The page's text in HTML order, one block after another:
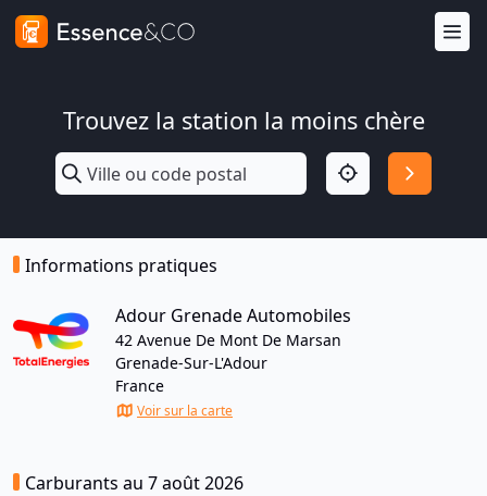
Trouvez la station la moins chère
Informations pratiques
Adour Grenade Automobiles
42 Avenue De Mont De Marsan
Grenade-Sur-L'Adour
France
Voir sur la carte
Carburants au 7 août 2026